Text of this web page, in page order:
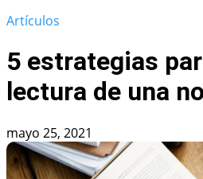
Artículos
5 estrategias
lectura de una
mayo 25, 2021